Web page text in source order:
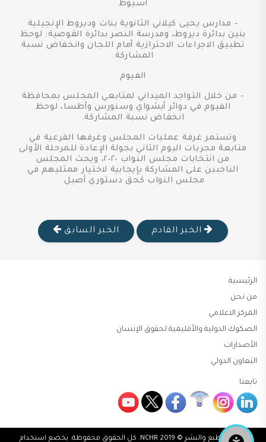
أسيوط
- مدارس يحيى كيلاني الثانوية بنات وديروط الإنجيلية
بنين بدائرة ديروط، ومدرسة النصر بدائرة القوصية: لوحظ
تطبيق الاجراءات الاحترازية أمام اللجان وانخفاض نسبة
المشاركة.
الفيوم
- من خلال التواجد الميداني لمتابعي المجلس بمحافظة
الفيوم في دوائر أبشواي وسنورس وأطسا، لوحظ
انخفاض نسبة المشاركة.
وتستمر غرفة عمليات المجلس وغرفها الفرعية في
متابعة مجريات اليوم الثاني بجولة الإعادة للمرحلة الأولى
من انتخابات مجلس النواب ٢٠٢٠، ويحث المجلس
الناخبين على المشاركة بإيجابية لاختيار ممثليهم في
مجلس النواب كحق دستوري أصيل.
الخبر القادم الخبر السابق
الرئيسية
من نحن
المركز الاعلامي
الصكوك الدولية والأقليمية لحقوق الإنسان
الأصدارات
التعاون الدولي
تابعنا
حقوق الطبع والنشر © 2019 NCHR. كل الحقوق محفوظة. يخضع استخدام